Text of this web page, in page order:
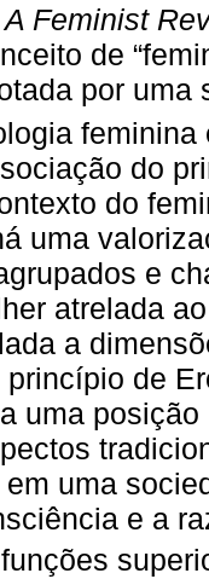
Feminist
de
por
do
do
uma
e
atrelada
a
de
uma
uma
e a